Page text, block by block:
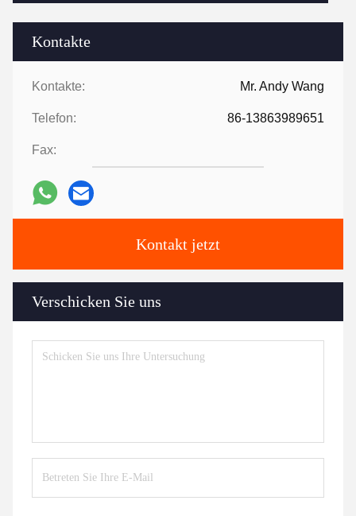
Kontakte
Kontakte: Mr. Andy Wang
Telefon: 86-13863989651
Fax:
Kontakt jetzt
Verschicken Sie uns